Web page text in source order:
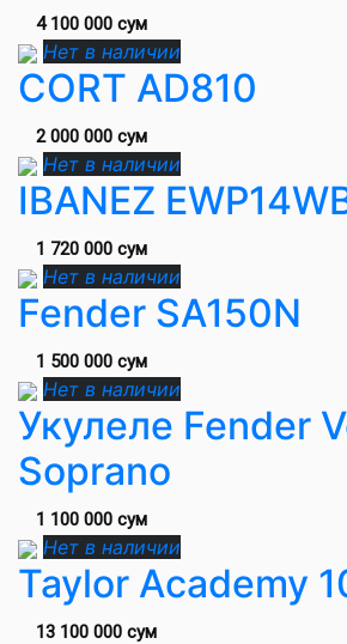
4 100 000 сум
Нет в наличии
CORT AD810
2 000 000 сум
Нет в наличии
IBANEZ
1 720 000 сум
Нет в наличии
Fender SA150N
1 500 000 сум
Нет в наличии
Укулеле Fender
Soprano
1 100 000 сум
Нет в наличии
Taylor Academy
13 100 000 сум